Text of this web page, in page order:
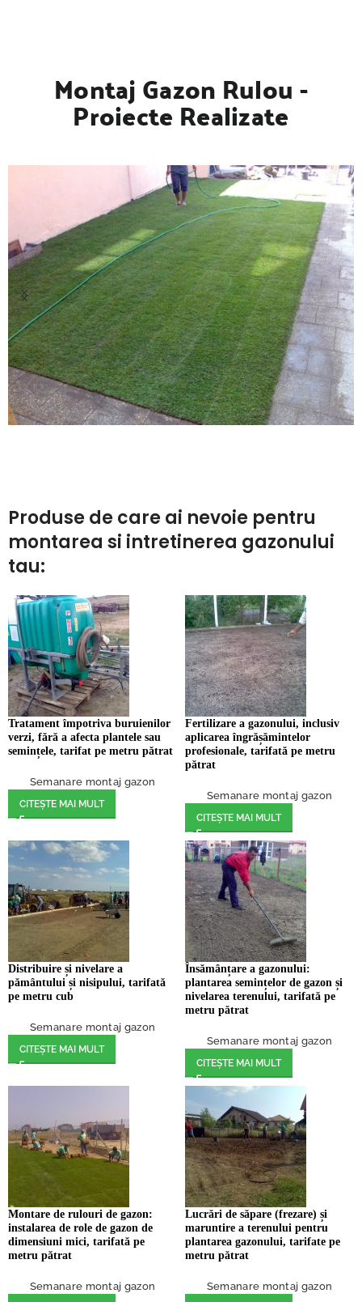
Montaj Gazon Rulou -
Proiecte Realizate
Produse de care ai nevoie pentru
montarea si intretinerea gazonului
tau:
Tratament împotriva buruienilor
verzi, fără a afecta plantele sau
semințele, tarifat pe metru pătrat
Semanare montaj gazon
CITEȘTE MAI MULT
Fertilizare a gazonului, inclusiv
aplicarea îngrășămintelor
profesionale, tarifată pe metru
pătrat
Semanare montaj gazon
CITEȘTE MAI MULT
Distribuire și nivelare a
pământului și nisipului, tarifată
pe metru cub
Semanare montaj gazon
CITEȘTE MAI MULT
Însămânțare a gazonului:
plantarea semințelor de gazon și
nivelarea terenului, tarifată pe
metru pătrat
Semanare montaj gazon
CITEȘTE MAI MULT
Montare de rulouri de gazon:
instalarea de role de gazon de
dimensiuni mici, tarifată pe
metru pătrat
Semanare montaj gazon
Lucrări de săpare (frezare) și
maruntire a terenului pentru
plantarea gazonului, tarifate pe
metru pătrat
Semanare montaj gazon